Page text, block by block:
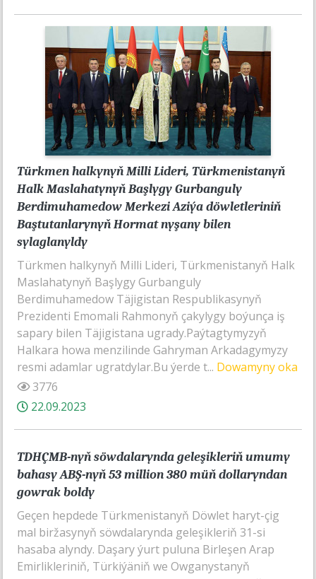
Türkmen halkynyň Milli Lideri, Türkmenistanyň
Halk Maslahatynyň Başlygy Gurbanguly
Berdimuhamedow Merkezi Aziýa döwletleriniň
Baştutanlarynyň Hormat nyşany bilen
sylaglanyldy
Türkmen halkynyň Milli Lideri, Türkmenistanyň Halk
Maslahatynyň Başlygy Gurbanguly
Berdimuhamedow Täjigistan Respublikasynyň
Prezidenti Emomali Rahmonyň çakylygy boýunça iş
sapary bilen Täjigistana ugrady.Paýtagtymyzyň
Halkara howa menzilinde Gahryman Arkadagymyzy
resmi adamlar ugratdylar.Bu ýerde t... Dowamyny oka
3776
22.09.2023
TDHÇMB-nyň söwdalarynda geleşikleriň umumy
bahasy ABŞ-nyň 53 million 380 müň dollaryndan
gowrak boldy
Geçen hepdede Türkmenistanyň Döwlet haryt-çig
mal biržasynyň söwdalarynda geleşikleriň 31-si
hasaba alyndy. Daşary ýurt puluna Birleşen Arap
Emirlikleriniň, Türkiýäniň we Owganystanyň